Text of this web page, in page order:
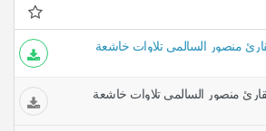
منصور السالمي تلاوات خاشعة
منصور السالمي تلاوات خاشعة